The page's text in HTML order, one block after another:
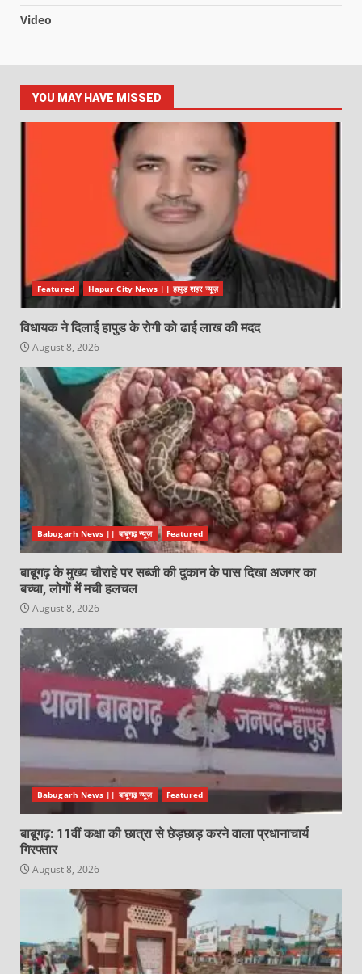
Video
YOU MAY HAVE MISSED
Featured Hapur City News || हापुड़ शहर न्यूज़
विधायक ने दिलाई हापुड के रोगी को ढाई लाख की मदद
August 8, 2026
Babugarh News || बाबूगढ़ न्यूज़ Featured
बाबूगढ़ के मुख्य चौराहे पर सब्जी की दुकान के पास दिखा अजगर का
बच्चा, लोगों में मची हलचल
August 8, 2026
Babugarh News || बाबूगढ़ न्यूज़ Featured
बाबूगढ़: 11वीं कक्षा की छात्रा से छेड़छाड़ करने वाला प्रधानाचार्य
गिरफ्तार
August 8, 2026